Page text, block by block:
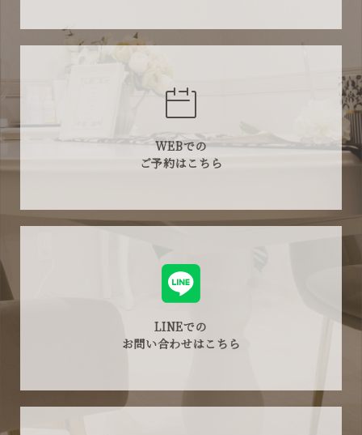
WEBでの
ご予約はこちら
LINEでの
お問い合わせはこちら